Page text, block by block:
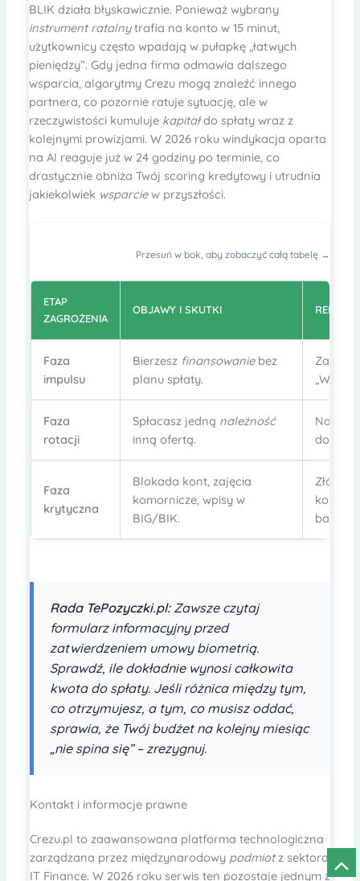
BLIK działa błyskawicznie. Ponieważ wybrany
instrument ratalnytrafia na konto w 15 minut,
użytkownicy często wpadają w pułapkę „łatwych
pieniędzy”. Gdy jedna firma odmawia dalszego
wsparcia, algorytmy Crezu mogą znaleźć innego
partnera, co pozornie ratuje sytuację, ale w
rzeczywistości kumuluje kapitałdo spłaty wraz z
kolejnymi prowizjami. W 2026 roku windykacja oparta
na AI reaguje już w 24 godziny po terminie, co
drastycznie obniża Twój scoring kredytowy i utrudnia
jakiekolwiek wsparciew przyszłości.
Przesuń w bok, aby zobaczyć całą tabelę →
ETAP
ZAGROŻENIA
OBJAWY I SKUTKI
Faza
impulsu
Bierzesz finansowaniebez
planu spłaty.
„Wyślij”.
Faza
rotacji
Spłacasz jedną należność
inną ofertą.
Faza
krytyczna
Blokada kont, zajęcia
komornicze, wpisy w
BIG/BIK.
Złóż
Rada TePozyczki.pl:Zawsze czytaj
formularz informacyjny przed
zatwierdzeniem umowy biometrią.
Sprawdź, ile dokładnie wynosi całkowita
kwota do spłaty. Jeśli różnica między tym,
co otrzymujesz, a tym, co musisz oddać,
sprawia, że Twój budżet na kolejny miesiąc
„nie spina się” – zrezygnuj.
Kontakt i informacje prawne
Crezu.pl to zaawansowana platforma technologiczna
zarządzana przez międzynarodowy podmiotz sektora
IT Finance. W 2026 roku serwis ten pozostaje jednym z